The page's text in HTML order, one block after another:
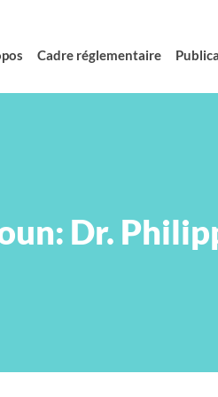
Cadre réglementaire
Dr.